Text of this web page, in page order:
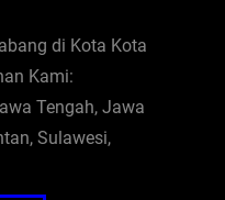
di Kota Kota
Kami:
Tengah, Jawa
Sulawesi,